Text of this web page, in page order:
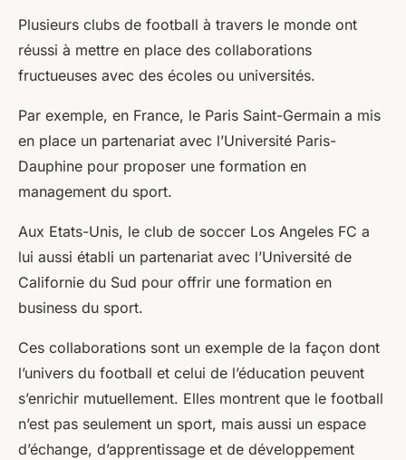
Plusieurs clubs de football à travers le monde ont
réussi à mettre en place des collaborations
fructueuses avec des écoles ou universités.
Par exemple, en France, le Paris Saint-Germain a mis
en place un partenariat avec l’Université Paris-
Dauphine pour proposer une formation en
management du sport.
Aux Etats-Unis, le club de soccer Los Angeles FC a
lui aussi établi un partenariat avec l’Université de
Californie du Sud pour offrir une formation en
business du sport.
Ces collaborations sont un exemple de la façon dont
l’univers du football et celui de l’éducation peuvent
s’enrichir mutuellement. Elles montrent que le football
n’est pas seulement un sport, mais aussi un espace
d’échange, d’apprentissage et de développement